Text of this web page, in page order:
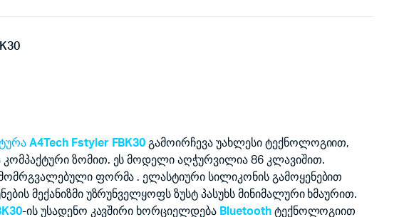
A4Tech Fstyler FBK30 გამოირჩევა უახლესი ტექნოლოგიით,
ზომით. ეს მოდელი აღჭურვილია 86 კლავიშით.
ფორმა . ელასტიური სილიკონის გამოყენებით
მექანიზმი უზრუნველყოფს ზუსტ პასუხს მინიმალური ხმაურით.
-ის უსადენო კავშირი ხორციელდება Bluetooth ტექნოლოგიით